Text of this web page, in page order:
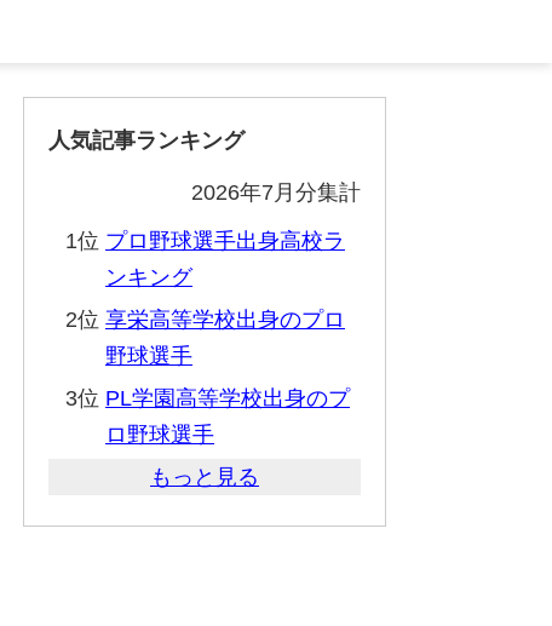
人気記事ランキング
2026年7月分集計
1位 プロ野球選手出身高校ラ
ンキング
2位 享栄高等学校出身のプロ
野球選手
3位 PL学園高等学校出身のプ
ロ野球選手
もっと見る